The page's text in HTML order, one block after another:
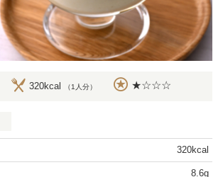
320kcal （1人分） ★☆☆☆
320kcal
8.6g